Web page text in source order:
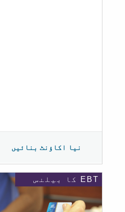
نیا اکاؤنٹ بنائیں
EBT کا بیلنس